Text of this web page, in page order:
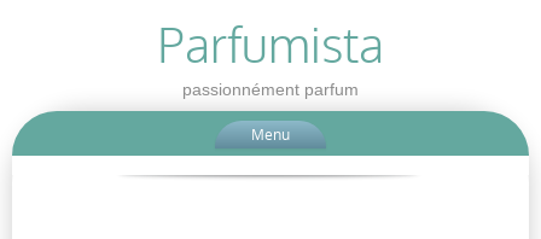
Parfumista
passionnément parfum
Menu